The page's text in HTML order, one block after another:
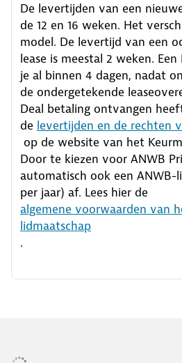
De levertijden van een
de 12 en 16 weken. Het
model. De levertijd van een
lease is meestal 2 weken.
je al binnen 4 dagen, nadat
de ondergetekende
Deal betaling ontvangen
de levertijden en de rechten
op de website van het
Door te kiezen voor ANWB
automatisch ook een ANWB-
per jaar) af. Lees hier de
algemene voorwaarden van
lidmaatschap
.